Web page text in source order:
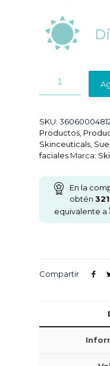
SKU:
Productos
Skinceuticals
faciales Marca:
En la
obtén 321
equivalente a
Compartir